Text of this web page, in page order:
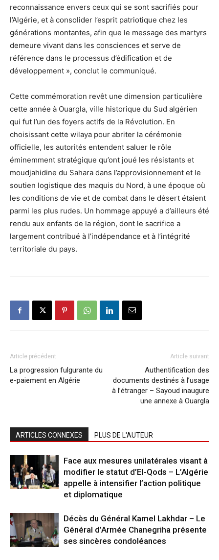
reconnaissance envers ceux qui se sont sacrifiés pour
l’Algérie, et à consolider l’esprit patriotique chez les
générations montantes, afin que le message des martyrs
demeure vivant dans les consciences et serve de
référence dans le processus d’édification et de
développement », conclut le communiqué.
Cette commémoration revêt une dimension particulière
cette année à Ouargla, ville historique du Sud algérien
qui fut l’un des foyers actifs de la Révolution. En
choisissant cette wilaya pour abriter la cérémonie
officielle, les autorités entendent saluer le rôle
éminemment stratégique qu’ont joué les résistants et
moudjahidine du Sahara dans l’approvisionnement et le
soutien logistique des maquis du Nord, à une époque où
les conditions de vie et de combat dans le désert étaient
parmi les plus rudes. Un hommage appuyé a d’ailleurs été
rendu aux enfants de la région, dont le sacrifice a
largement contribué à l’indépendance et à l’intégrité
territoriale du pays.
Article précédent
La progression fulgurante du
e-paiement en Algérie
Article suivant
Authentification des
documents destinés à l’usage
à l’étranger – Sayoud inaugure
une annexe à Ouargla
ARTICLES CONNEXES PLUS DE L'AUTEUR
Face aux mesures unilatérales visant à
modifier le statut d’El-Qods – L’Algérie
appelle à intensifier l’action politique
et diplomatique
Décès du Général Kamel Lakhdar – Le
Général d’Armée Chanegriha présente
ses sincères condoléances